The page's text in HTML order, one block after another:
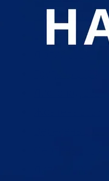
Квітень 2024
Березень 2024